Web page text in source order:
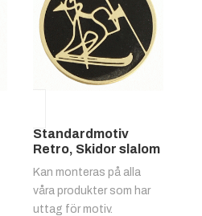
Standardmotiv
Retro, Skidor slalom
Kan monteras på alla
våra produkter som har
uttag för motiv.